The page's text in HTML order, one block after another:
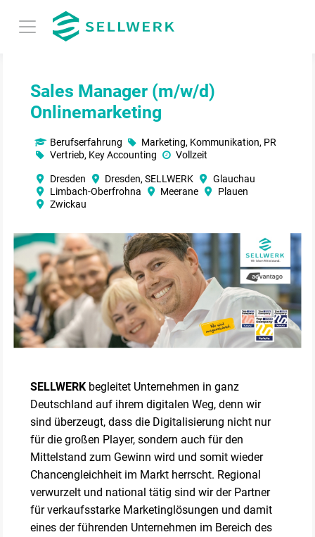
Sales Manager (m/w/d)
Onlinemarketing
Dresden Dresden, SELLWERK
Glauchau
Limbach-Oberfrohna
Meerane
Plauen
Zwickau
Berufserfahrung
Marketing, Kommunikation, PR
Vertrieb, Key Accounting
Vollzeit
SELLWERK begleitet Unternehmen in ganz
Deutschland auf ihrem digitalen Weg, denn wir
sind überzeugt, dass die Digitalisierung nicht nur
für die großen Player, sondern auch für den
Mittelstand zum Gewinn wird und somit wieder
Chancengleichheit im Markt herrscht. Regional
verwurzelt und national tätig sind wir der Partner
für verkaufsstarke Marketinglösungen und damit
eines der führenden Unternehmen im Bereich des